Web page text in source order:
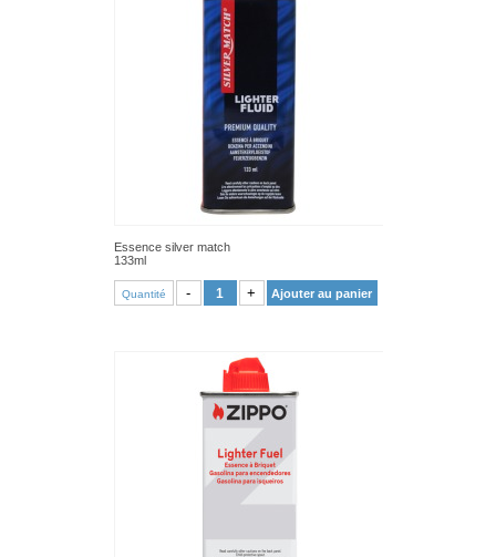
Essence silver match
133ml
Quantité - + Ajouter au panier